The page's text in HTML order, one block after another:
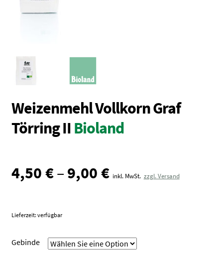
Vollkornmehl
Kleie / Keime
Backzutaten
Gewürze
Weizenmehl Vollkorn Graf
Törring II Bioland
4,50 €– 9,00 € inkl. MwSt. zzgl. Versand
Lieferzeit: verfügbar
Gebinde